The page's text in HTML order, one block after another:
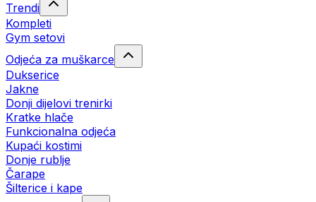
Trendi
Kompleti
Gym setovi
Odjeća za muškarce
Dukserice
Jakne
Donji dijelovi trenirki
Kratke hlače
Funkcionalna odjeća
Kupaći kostimi
Donje rublje
Čarape
Šilterice i kape